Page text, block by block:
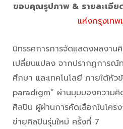
ขอบคุณรูปภาพ & รายละเอีย
แห่งกรุงเทพ
นิทรรศการการจัดแสดงผลงาน
เปลี่ยนแปลง จากปรากฏการณ์
ศึกษา และเทคโนโลยี ภายใต้หั
paradigm” ผ่านมุมมองความคิ
ศิลปิน ผู้ผ่านการคัดเลือกในโครง
ข่ายศิลปินรุ่นใหม่ ครั้งที่ 7